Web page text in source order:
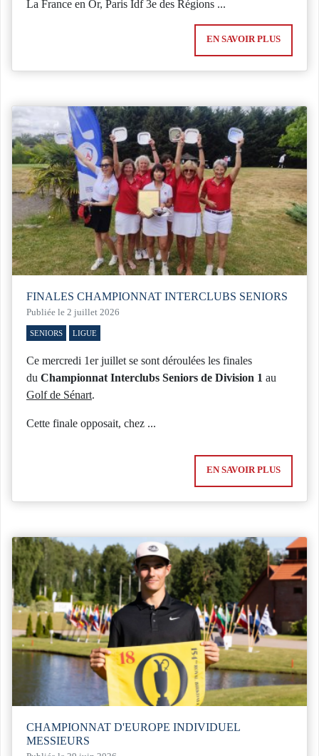
La France en Or, Paris Idf 3e des Régions ...
EN SAVOIR PLUS
FINALES CHAMPIONNAT INTERCLUBS SENIORS
Publiée le 2 juillet 2026
SENIORS LIGUE
Ce mercredi 1er juillet se sont déroulées les finales
du Championnat Interclubs Seniors de Division 1 au
Golf de Sénart.
Cette finale opposait, chez ...
EN SAVOIR PLUS
CHAMPIONNAT D'EUROPE INDIVIDUEL
MESSIEURS